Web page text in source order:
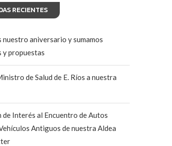
RECIENTES
nuestro aniversario y sumamos
y propuestas
de Salud de E. Ríos a nuestra
de Interés al Encuentro de Autos
Antiguos de nuestra Aldea